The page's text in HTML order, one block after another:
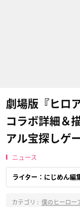
劇場版『ヒロ
コラボ詳細＆
アル宝探しゲ
ニュース
ライター：にじめん編
カテゴリ : 僕のヒーロー